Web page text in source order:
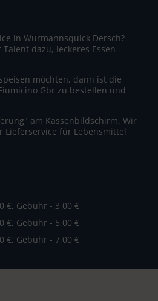
in Wurmannsquick Dersch?
dazu, leckeres Essen
möchten, dann ist die
Gbr zu bestellen und
am Kassenbildschirm. Wir
Lieferservice für Lebensmittel
€, Gebühr - 3,00 €
€, Gebühr - 5,00 €
€, Gebühr - 7,00 €